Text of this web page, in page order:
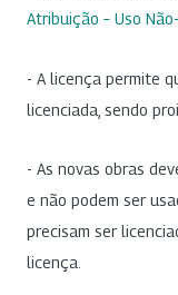
Atribuição – Uso
- A licença permite
licenciada, sendo
- As novas obras
e não podem ser
precisam ser
licença.